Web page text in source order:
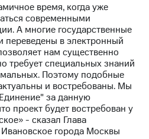
время, когда уже
современными
А многие государственные
переведены в электронный
нам существенно
требует специальных знаний
Поэтому подобные
и востребованы. Мы
за данную
проект будет востребован у
- сказал Глава
города Москвы